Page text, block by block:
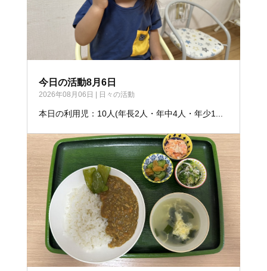
今日の活動8月6日
2026年08月06日 | 日々の活動
本日の利用児：10人(年長2人・年中4人・年少1...